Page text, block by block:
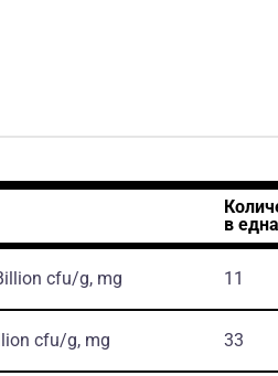
в
cfu/g, mg 11
cfu/g, mg 33